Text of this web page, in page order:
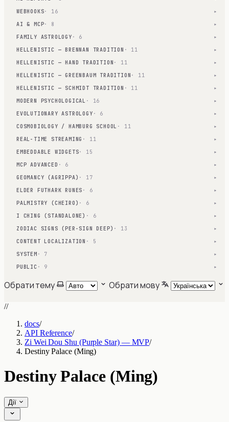
WEBHOOKS· 16 ▾
AI & MCP· 8 ▾
FAMILY ASTROLOGY · 6 ▾
HELLENISTIC — BRENNAN TRADITION · 11 ▾
HELLENISTIC — HAND TRADITION · 11 ▾
HELLENISTIC — GREENBAUM TRADITION · 11 ▾
HELLENISTIC — SCHMIDT TRADITION · 11 ▾
MODERN PSYCHOLOGICAL · 16 ▾
EVOLUTIONARY ASTROLOGY · 6 ▾
COSMOBIOLOGY / HAMBURG SCHOOL · 11 ▾
REAL-TIME STREAMING · 11 ▾
EMBEDDABLE WIDGETS· 15 ▾
MCP ADVANCED · 6 ▾
GEOMANCY (AGRIPPA) · 17 ▾
ELDER FUTHARK RUNES · 6 ▾
PALMISTRY (CHEIRO) · 6 ▾
I CHING (STANDALONE) · 6 ▾
ZODIAC SIGNS (PER-SIGN DEEP) · 13 ▾
CONTENT LOCALIZATION · 5 ▾
SYSTEM · 7 ▾
PUBLIC · 9 ▾
Обрати тему Обрати мову
//
docs/
API Reference/
Zi Wei Dou Shu (Purple Star) — MVP/
Destiny Palace (Ming)
Destiny Palace (Ming)
Дії